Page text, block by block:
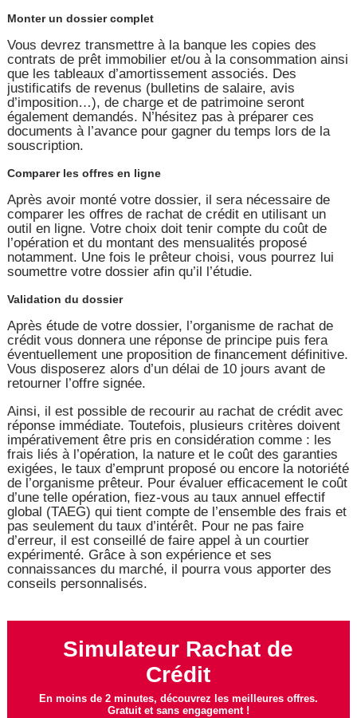
Monter un dossier complet
Vous devrez transmettre à la banque les copies des
contrats de prêt immobilier et/ou à la consommation ainsi
que les tableaux d’amortissement associés. Des
justificatifs de revenus (bulletins de salaire, avis
d’imposition…), de charge et de patrimoine seront
également demandés. N’hésitez pas à préparer ces
documents à l’avance pour gagner du temps lors de la
souscription.
Comparer les offres en ligne
Après avoir monté votre dossier, il sera nécessaire de
comparer les offres de rachat de crédit en utilisant un
outil en ligne. Votre choix doit tenir compte du coût de
l’opération et du montant des mensualités proposé
notamment. Une fois le prêteur choisi, vous pourrez lui
soumettre votre dossier afin qu’il l’étudie.
Validation du dossier
Après étude de votre dossier, l’organisme de rachat de
crédit vous donnera une réponse de principe puis fera
éventuellement une proposition de financement définitive.
Vous disposerez alors d’un délai de 10 jours avant de
retourner l’offre signée.
Ainsi, il est possible de recourir au rachat de crédit avec
réponse immédiate. Toutefois, plusieurs critères doivent
impérativement être pris en considération comme : les
frais liés à l’opération, la nature et le coût des garanties
exigées, le taux d’emprunt proposé ou encore la notoriété
de l’organisme prêteur. Pour évaluer efficacement le coût
d’une telle opération, fiez-vous au taux annuel effectif
global (TAEG) qui tient compte de l’ensemble des frais et
pas seulement du taux d’intérêt. Pour ne pas faire
d’erreur, il est conseillé de faire appel à un courtier
expérimenté. Grâce à son expérience et ses
connaissances du marché, il pourra vous apporter des
conseils personnalisés.
Simulateur Rachat de
Crédit
En moins de 2 minutes, découvrez les meilleures offres.
Gratuit et sans engagement !